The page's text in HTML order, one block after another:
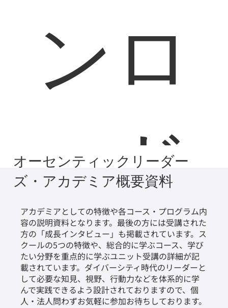
ンロ
ード
オーセンティックリーダー
ズ・アカデミア概要資料
アカデミアとしての特徴や各コース・プログラム内
容の説明資料となります。最後の方には受講された
方の「成長インタビュー」も掲載されています。ス
クールの5つの特徴や、総合的に学ぶコース、学び
たい分野を重点的に学ぶユニット受講の詳細が記
載されています。ダイバーシティ時代のリーダーと
して必要な知見、視野、行動力などを体系的に学
んで実践できるよう設計されておりますので、個
人・法人問わずお気軽に参加お待ちしております。